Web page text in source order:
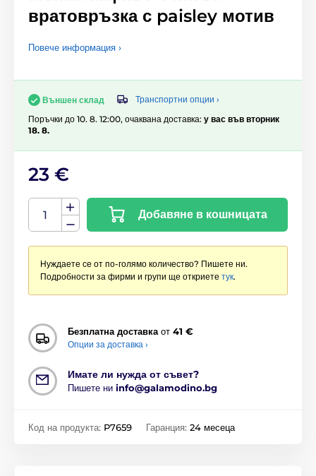
вратовръзка с paisley мотив
Повече информация ›
Външен склад
Транспортни опции ›
Поръчки до 10. 8. 12:00, очаквана доставка: у вас във вторник
18. 8.
23 €
Добавяне в кошницата
Нуждаете се от по-голямо количество? Пишете ни.
Подробности за фирми и групи ще откриете тук.
Безплатна доставкаот 41 €
Опции за доставка ›
Имате ли нужда от съвет?
Пишете ни info@galamodino.bg
Код на продукта: P7659 Гаранция: 24 месеца